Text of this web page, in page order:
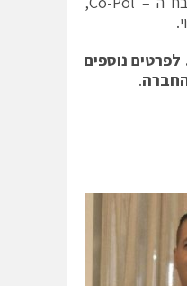
לפרטים נוספים
.